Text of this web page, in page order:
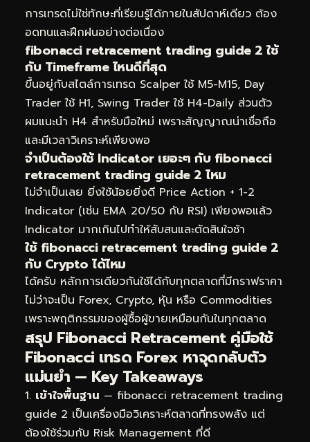
การเทรดไม่ใช่ทักษะที่เรียนรู้ได้ภายในสัปดาห์เดียว ต้อง
อดทนและฝึกฝนอย่างต่อเนื่อง
fibonacci retracement trading guide 2 ใช้
กับ Timeframe ไหนดีที่สุด
ขึ้นอยู่กับสไตล์การเทรด Scalper ใช้ M5-M15, Day
Trader ใช้ H1, Swing Trader ใช้ H4-Daily ส่วนตัว
ผมแนะนำ H4 สำหรับมือใหม่ เพราะสัญญาณน่าเชื่อถือ
และมีเวลาวิเคราะห์เพียงพอ
จำเป็นต้องใช้ Indicator เยอะๆ กับ fibonacci
retracement trading guide 2 ไหม
ไม่จำเป็นเลย ยิ่งใช้น้อยยิ่งดี Price Action + 1-2
Indicator (เช่น EMA 20/50 กับ RSI) เพียงพอแล้ว
Indicator มากเกินไปทำให้สับสนและตัดสินใจช้า
ใช้ fibonacci retracement trading guide 2
กับ Crypto ได้ไหม
ได้ครับ หลักการเดียวกันใช้ได้กับทุกตลาดที่มีกราฟราคา
ไม่ว่าจะเป็น Forex, Crypto, หุ้น หรือ Commodities
เพราะพฤติกรรมของผู้ซื้อผู้ขายเหมือนกันในทุกตลาด
สรุป Fibonacci Retracement คู่มือใช้
Fibonacci เทรด Forex หาจุดกลับตัว
แม่นยำ — Key Takeaways
เข้าใจพื้นฐาน — fibonacci retracement trading
guide 2 เป็นเครื่องมือวิเคราะห์ตลาดที่ทรงพลัง แต่
ต้องใช้ร่วมกับ Risk Management ที่ดี